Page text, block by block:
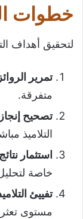
خطوات
لتحقيق أهداف
تمرير الروائز
متفرقة.
تصحيح
التلاميذ
استثمار
خاصة
تفييئ
مستوى